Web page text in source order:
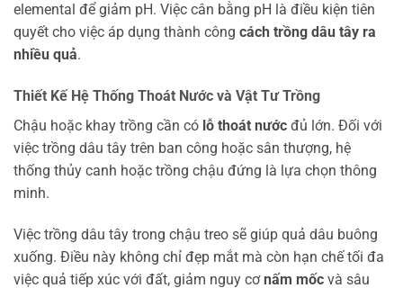
elemental để giảm pH. Việc cân bằng pH là điều kiện tiên
quyết cho việc áp dụng thành công cách trồng dâu tây ra
nhiều quả.
Thiết Kế Hệ Thống Thoát Nước và Vật Tư Trồng
Chậu hoặc khay trồng cần có lỗ thoát nước đủ lớn. Đối với
việc trồng dâu tây trên ban công hoặc sân thượng, hệ
thống thủy canh hoặc trồng chậu đứng là lựa chọn thông
minh.
Việc trồng dâu tây trong chậu treo sẽ giúp quả dâu buông
xuống. Điều này không chỉ đẹp mắt mà còn hạn chế tối đa
việc quả tiếp xúc với đất, giảm nguy cơnấm mốc và sâu